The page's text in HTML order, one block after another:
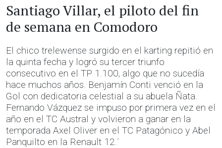
Santiago Villar, el piloto del fin
de semana en Comodoro
El chico trelewense surgido en el karting repitió en
la quinta fecha y logró su tercer triunfo
consecutivo en el TP 1.100, algo que no sucedía
hace muchos años. Benjamín Conti venció en la
Gol con dedicatoria celestial a su abuela Ñata.
Fernando Vázquez se impuso por primera vez en el
año en el TC Austral y volvieron a ganar en la
temporada Axel Oliver en el TC Patagónico y Abel
Panquilto en la Renault 12.´